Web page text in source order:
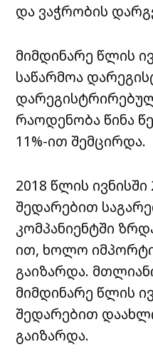
და ვაჭრობის
მიმდინარე წლის
საწარმოა
რაოდენობა წინა
11%-ით შემცირდა.
2018 წლის
შედარებით
კომპანიენტში
ით, ხოლო
გაიზარდა.
მიმდინარე წლის
შედარებით
გაიზარდა.